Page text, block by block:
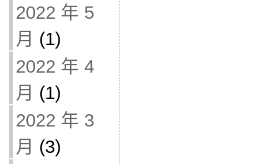
2022 年 5
月 (1)
2022 年 4
月 (1)
2022 年 3
月 (3)